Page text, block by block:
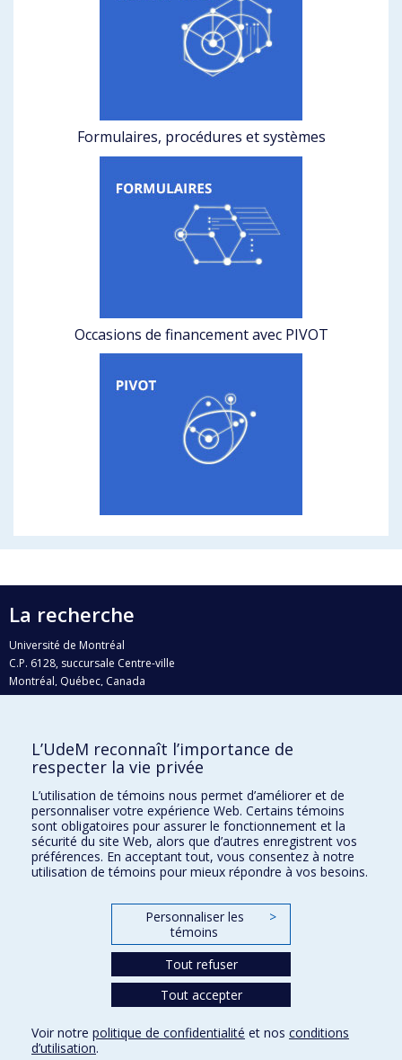
Formulaires, procédures et systèmes
Occasions de financement avec PIVOT
La recherche
Université de Montréal
C.P. 6128, succursale Centre-ville
Montréal, Québec, Canada
H3C 3J7
Qui fait quoi?
Nous trouver
Plan du site
Accessibilité
Conditions d’utilisation
L’UdeM reconnaît l’importance de
respecter la vie privée
L’utilisation de témoins nous permet d’améliorer et de
personnaliser votre expérience Web. Certains témoins
sont obligatoires pour assurer le fonctionnement et la
sécurité du site Web, alors que d’autres enregistrent vos
préférences. En acceptant tout, vous consentez à notre
utilisation de témoins pour mieux répondre à vos besoins.
Personnaliser les
témoins
>
Tout refuser
Tout accepter
Voir notre politique de confidentialité et nos conditions
d’utilisation.